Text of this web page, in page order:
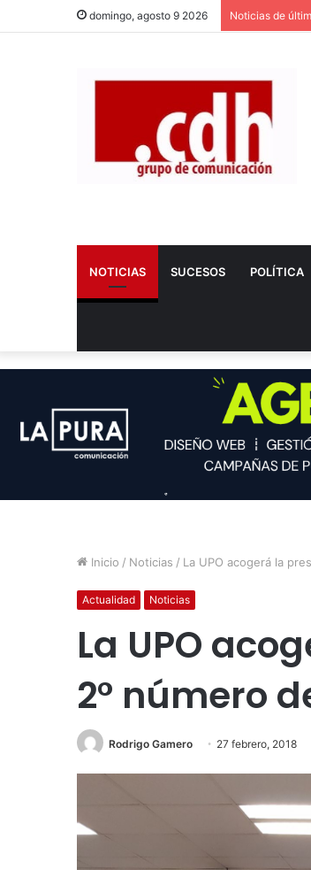
domingo, agosto 9 2026 Noticias de
NOTICIAS SUCESOS POLÍTICA
Inicio / Noticias / La UPO acogerá la
Actualidad Noticias
La UPO
2° número
Rodrigo Gamero 27 febrero, 2018